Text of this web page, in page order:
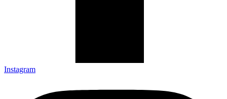
Instagram